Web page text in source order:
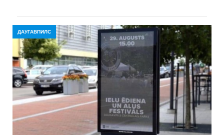
ДАУГАВПИЛС